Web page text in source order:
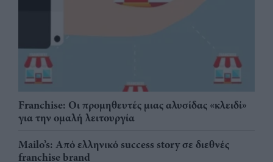
Franchise: Οι προμηθευτές μιας αλυσίδας «κλειδί»
για την ομαλή λειτουργία
Mailo’s: Από ελληνικό success story σε διεθνές
franchise brand